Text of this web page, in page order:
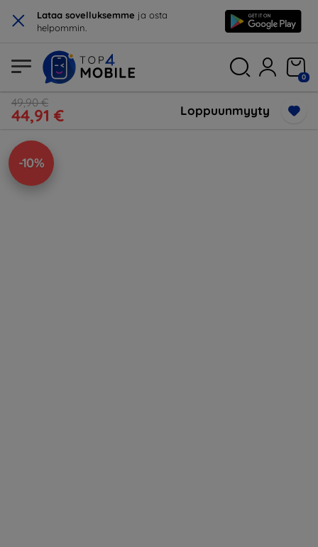
× Lataa sovelluksemme ja osta
helpommin.
0
49,90 €
44,91 € Loppuunmyyty
-10%